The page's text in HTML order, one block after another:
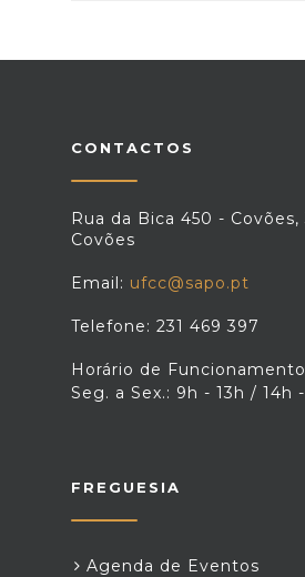
CONTACTOS
Rua da Bica 450 -
Covões
Email: ufcc@sapo.pt
Telefone: 231 469 397
Horário de
Seg. a Sex.: 9h - 13h / 14h
FREGUESIA
Agenda de Eventos